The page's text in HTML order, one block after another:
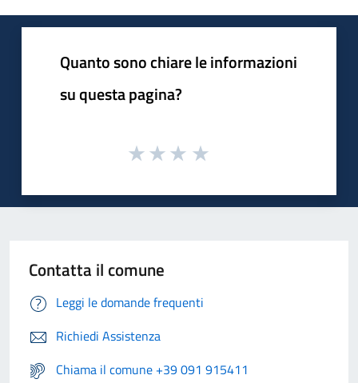
Quanto sono chiare le informazioni
su questa pagina?
Contatta il comune
Leggi le domande frequenti
Richiedi Assistenza
Chiama il comune +39 091 915411